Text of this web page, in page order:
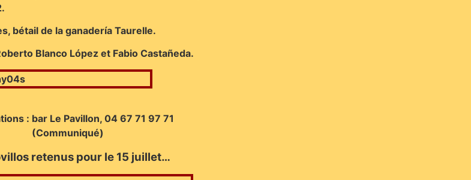
bétail de la ganadería Taurelle.
Blanco López et Fabio Castañeda.
: bar Le Pavillon, 04 67 71 97 71
(Communiqué)
retenus pour le 15 juillet…